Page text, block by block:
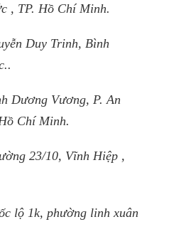
, TP. Hồ Chí Minh.
Duy Trinh, Bình
Dương Vương, P. An
Chí Minh.
23/10, Vĩnh Hiệp ,
lộ 1k, phường linh xuân